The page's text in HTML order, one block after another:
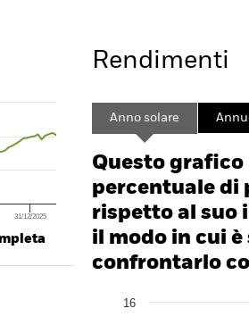
values. Range: -30 to 60.
31/12/2025
Rendimenti
Anno solare
Questo
percentuale di
rispetto al suo
il modo in cui
confrontarlo
Chart
Bar chart with 2 data
16